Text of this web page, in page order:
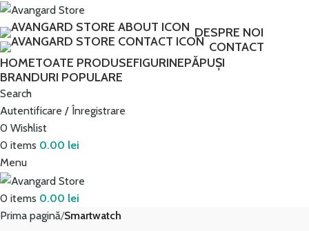
DESPRE NOI
CONTACT
HOMETOATE PRODUSEFIGURINEPĂPUȘI
BRANDURI POPULARE
Search
Autentificare / Înregistrare
0 Wishlist
0 items 0.00 lei
Menu
0 items 0.00 lei
Prima pagină Smartwatch
Transport GRATUIT peste 250 lei!